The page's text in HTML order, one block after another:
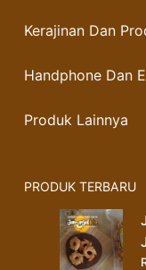
Kerajinan Dan
Handphone Dan
Produk Lainnya
PRODUK TERBARU